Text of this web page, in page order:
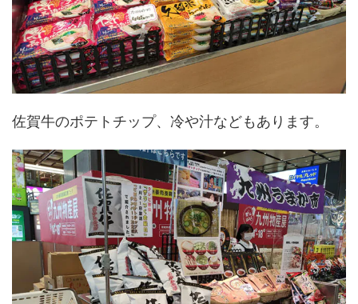
佐賀牛のポテトチップ、冷や汁などもあります。